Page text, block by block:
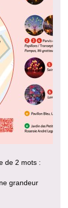
de 2 mots :
grandeur